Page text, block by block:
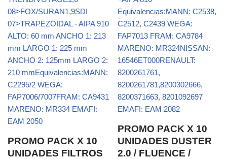
PROMO PACK X 10
UNIDADES FILTROS
PROMO PACK X 10
UNIDADES DUSTER
2.0 / FLUENCE /